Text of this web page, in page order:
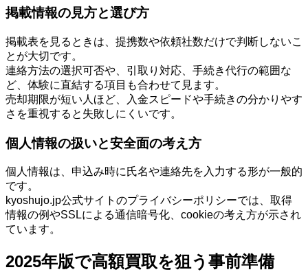
掲載情報の見方と選び方
掲載表を見るときは、提携数や依頼社数だけで判断しないこ
とが大切です。
連絡方法の選択可否や、引取り対応、手続き代行の範囲な
ど、体験に直結する項目も合わせて見ます。
売却期限が短い人ほど、入金スピードや手続きの分かりやす
さを重視すると失敗しにくいです。
個人情報の扱いと安全面の考え方
個人情報は、申込み時に氏名や連絡先を入力する形が一般的
です。
kyoshujo.jp公式サイトのプライバシーポリシーでは、取得
情報の例やSSLによる通信暗号化、cookieの考え方が示され
ています。
2025年版で高額買取を狙う事前準備